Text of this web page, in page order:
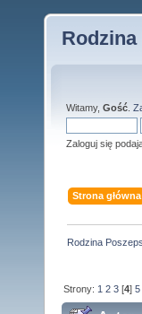
Witamy, Gość
Zaloguj się
Strona główna
Rodzina
Strony: 1 2 3 [4]5